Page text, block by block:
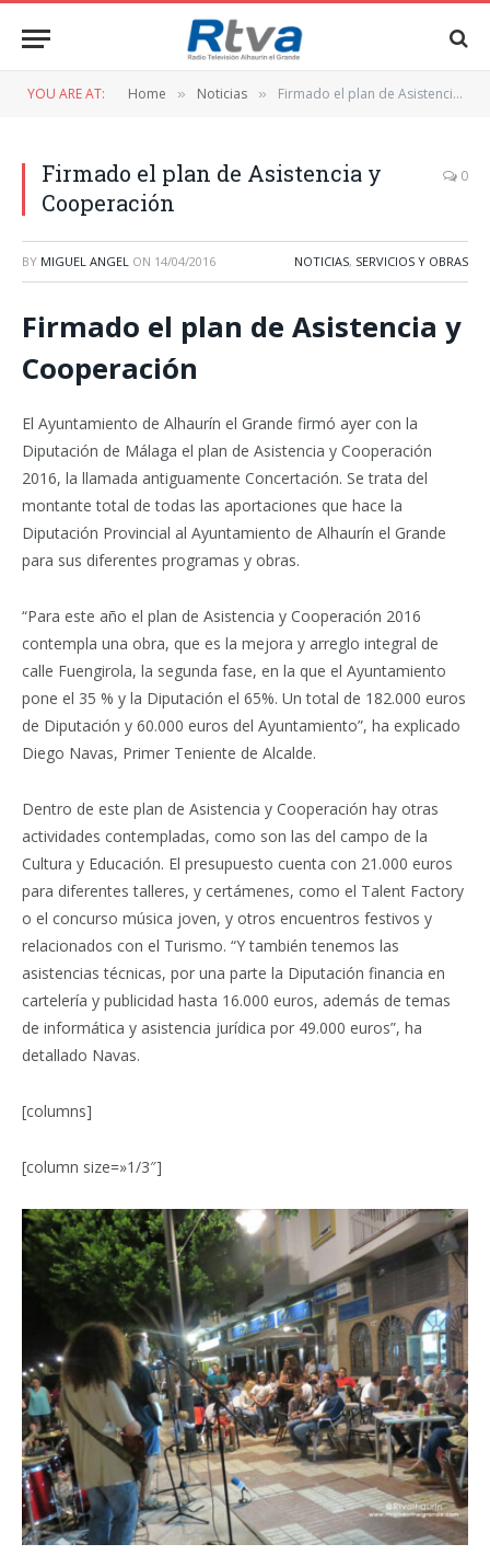
YOU ARE AT: Home » Noticias » Firmado el plan de Asistencia y Cooperación
Firmado el plan de Asistencia y
Cooperación
0
BY MIGUEL ANGEL ON 14/04/2016 NOTICIAS, SERVICIOS Y OBRAS
Firmado el plan de Asistencia y
Cooperación
El Ayuntamiento de Alhaurín el Grande firmó ayer con la
Diputación de Málaga el plan de Asistencia y Cooperación
2016, la llamada antiguamente Concertación. Se trata del
montante total de todas las aportaciones que hace la
Diputación Provincial al Ayuntamiento de Alhaurín el Grande
para sus diferentes programas y obras.
“Para este año el plan de Asistencia y Cooperación 2016
contempla una obra, que es la mejora y arreglo integral de
calle Fuengirola, la segunda fase, en la que el Ayuntamiento
pone el 35 % y la Diputación el 65%. Un total de 182.000 euros
de Diputación y 60.000 euros del Ayuntamiento”, ha explicado
Diego Navas, Primer Teniente de Alcalde.
Dentro de este plan de Asistencia y Cooperación hay otras
actividades contempladas, como son las del campo de la
Cultura y Educación. El presupuesto cuenta con 21.000 euros
para diferentes talleres, y certámenes, como el Talent Factory
o el concurso música joven, y otros encuentros festivos y
relacionados con el Turismo. “Y también tenemos las
asistencias técnicas, por una parte la Diputación financia en
cartelería y publicidad hasta 16.000 euros, además de temas
de informática y asistencia jurídica por 49.000 euros”, ha
detallado Navas.
[columns]
[column size=»1/3″]